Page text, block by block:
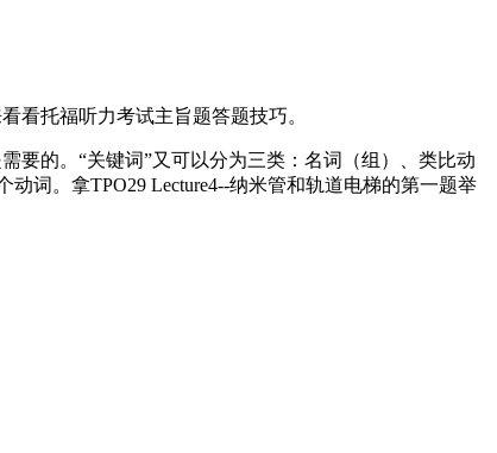
托福听力考试主旨题答题技巧。
的。“关键词”又可以分为三类：名词（组）、类比动
词。拿TPO29 Lecture4--纳米管和轨道电梯的第一题举